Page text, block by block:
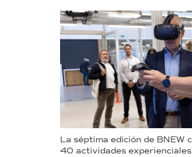
La séptima edición de BNEW
40 actividades experienciales